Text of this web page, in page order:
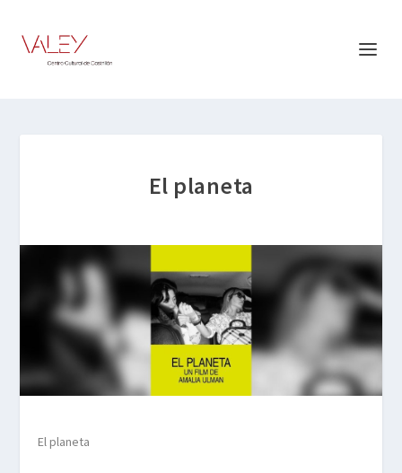
El planeta
El planeta